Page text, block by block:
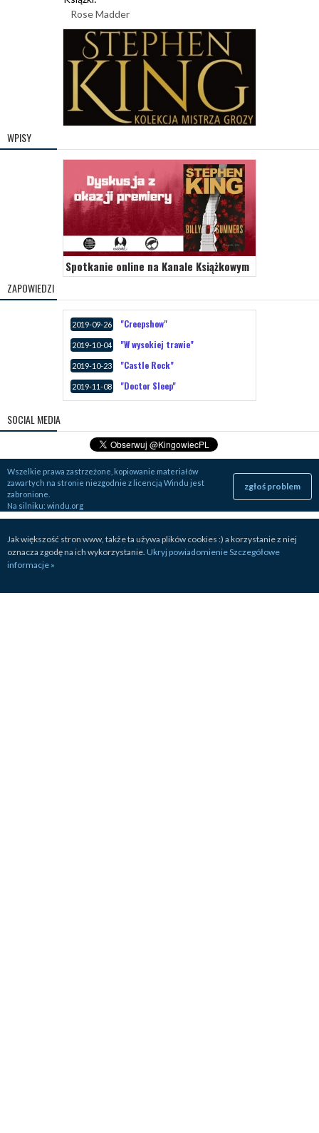
Rose Madder
WPISY
Spotkanie online na Kanale Książkowym
ZAPOWIEDZI
2019-09-26 "Creepshow"
2019-10-04 "W wysokiej trawie"
2019-10-23 "Castle Rock"
2019-11-08 "Doctor Sleep"
SOCIAL MEDIA
zgłoś problem
Wszelkie prawa zastrzeżone, kopiowanie materiałów
zawartych na stronie niezgodnie z licencją Windu jest
zabronione.
Na silniku: windu.org
Jak większość stron www, także ta używa plików cookies :) a korzystanie z niej
oznacza zgodę na ich wykorzystanie. Ukryj powiadomienieSzczegółowe
informacje »